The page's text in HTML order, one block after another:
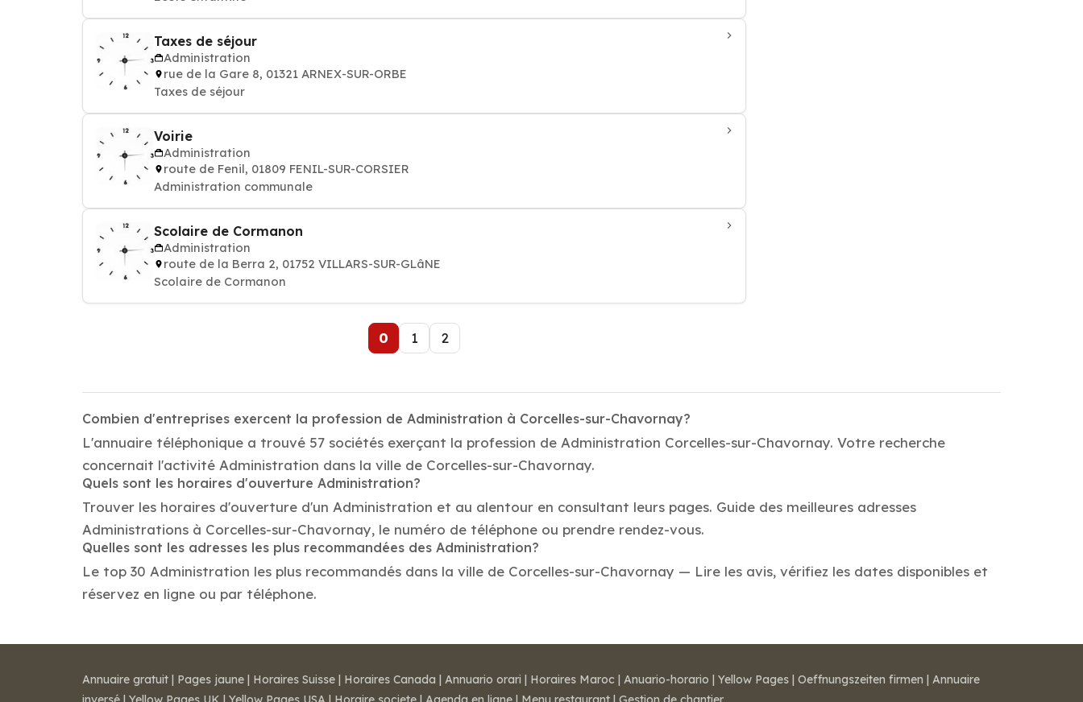
Taxes de séjour
Administration
rue de la Gare 8, 01321 ARNEX-SUR-ORBE
Taxes de séjour
Voirie
Administration
route de Fenil, 01809 FENIL-SUR-CORSIER
Administration communale
Scolaire de Cormanon
Administration
route de la Berra 2, 01752 VILLARS-SUR-GLâNE
Scolaire de Cormanon
0 1 2
Combien d'entreprises exercent la profession de Administration à Corcelles-sur-Chavornay?
L'annuaire téléphonique a trouvé 57 sociétés exerçant la profession de Administration Corcelles-sur-Chavornay. Votre recherche
concernait l'activité Administration dans la ville de Corcelles-sur-Chavornay.
Quels sont les horaires d'ouverture Administration?
Trouver les horaires d'ouverture d'un Administration et au alentour en consultant leurs pages. Guide des meilleures adresses
Administrations à Corcelles-sur-Chavornay, le numéro de téléphone ou prendre rendez-vous.
Quelles sont les adresses les plus recommandées des Administration?
Le top 30 Administration les plus recommandés dans la ville de Corcelles-sur-Chavornay — Lire les avis, vérifiez les dates disponibles et
réservez en ligne ou par téléphone.
Annuaire gratuit | Pages jaune | Horaires Suisse | Horaires Canada | Annuario orari | Horaires Maroc | Anuario-horario | Yellow Pages | Oeffnungszeiten firmen | Annuaire